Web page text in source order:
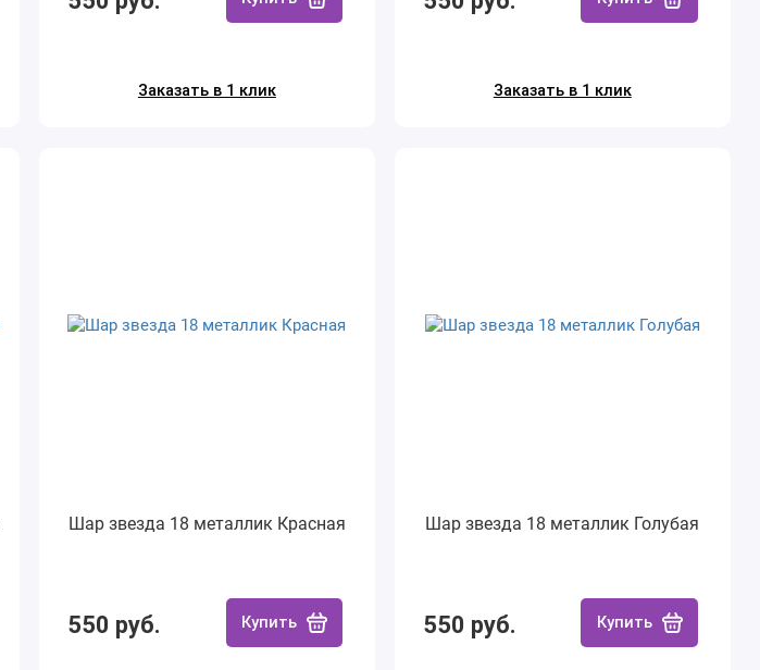
Заказать в 1 клик Заказать в 1 клик
Шар звезда 18 металлик Красная
550 руб. Купить
Шар звезда 18 металлик Голубая
550 руб. Купить